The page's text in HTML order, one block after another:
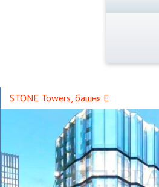
STONE Towers, башня Е